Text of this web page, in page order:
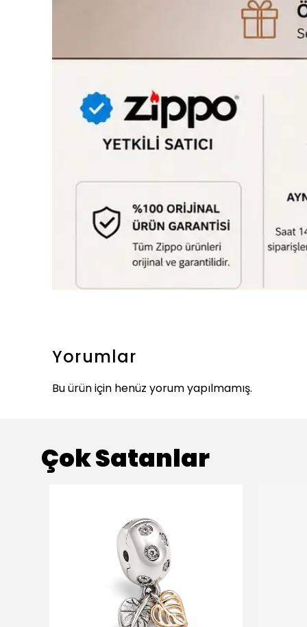
Yorumlar
Bu ürün için henüz yorum yapılmamış.
Çok Satanlar